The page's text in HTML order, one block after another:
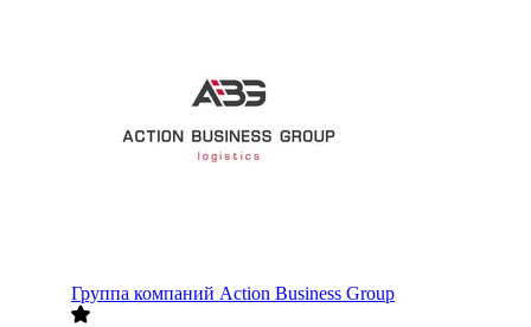
Группа компаний Action Business Group